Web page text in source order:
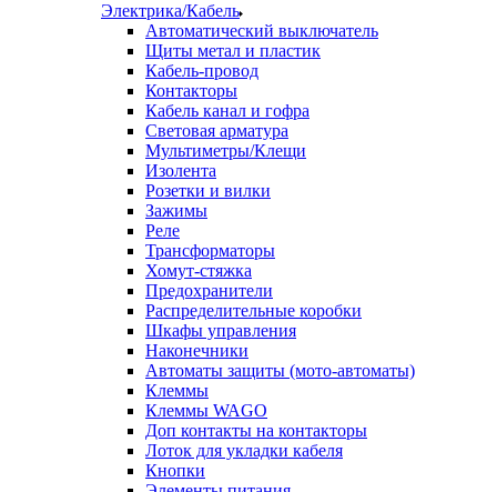
Электрика/Кабель
Автоматический выключатель
Щиты метал и пластик
Кабель-провод
Контакторы
Кабель канал и гофра
Световая арматура
Мультиметры/Клещи
Изолента
Розетки и вилки
Зажимы
Реле
Трансформаторы
Хомут-стяжка
Предохранители
Распределительные коробки
Шкафы управления
Наконечники
Автоматы защиты (мото-автоматы)
Клеммы
Клеммы WAGO
Доп контакты на контакторы
Лоток для укладки кабеля
Кнопки